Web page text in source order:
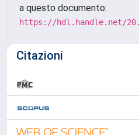
a questo documento:
https://hdl.handle.net/
Citazioni